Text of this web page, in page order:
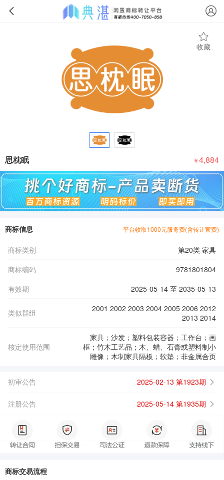
收藏
思枕眠 ￥4,884
商标信息 平台收取1000元服务费(含转让官费)
商标类别
第20类 家具
商标编码
9781801804
有效期
2025-05-14 至 2035-05-13
类似群组
2001 2002 2003 2004 2005 2006 2012
2013 2014
核定使用范围
家具；沙发；塑料包装容器；工作台；画
框；竹木工艺品；木、蜡、石膏或塑料制小
雕像；木制家具隔板；软垫；非金属合页
初审公告 2025-02-13 第1923期
注册公告 2025-05-14 第1935期
商标交易流程